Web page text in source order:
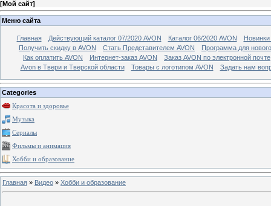
[Мой сайт]
Меню сайта
Главная Действующий каталог 07/2020 AVON Каталог 06/2020 AVON
Новинки
Получить скидку в AVON
Стать Представителем AVON
Программа для
Как оплатить AVON
Интернет-заказ AVON
Заказ AVON по электронной почте
Avon в Твери и Тверской области
Товары с логотипом AVON Задать нам
Categories
Красота и здоровье
Музыка
Сериалы
Фильмы и анимация
Хобби и образование
Главная » Видео » Хобби и образование